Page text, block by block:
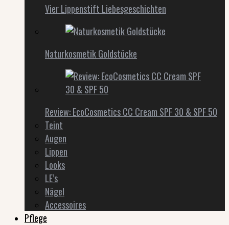
Vier Lippenstift Liebesgeschichten
Naturkosmetik Goldstücke
Review: EcoCosmetics CC Cream SPF 30 & SPF 50
Teint
Augen
Lippen
Looks
LE’s
Nägel
Accessoires
Pflege